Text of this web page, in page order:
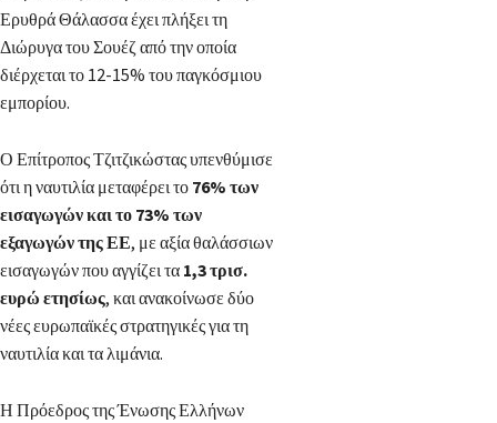
Ερυθρά Θάλασσα έχει πλήξει τη
Διώρυγα του Σουέζ από την οποία
διέρχεται το 12-15% του παγκόσμιου
εμπορίου.
Ο Επίτροπος Τζιτζικώστας υπενθύμισε
ότι η ναυτιλία μεταφέρει το 76% των
εισαγωγών και το 73% των
εξαγωγών της ΕΕ, με αξία θαλάσσιων
εισαγωγών που αγγίζει τα 1,3 τρισ.
ευρώ ετησίως, και ανακοίνωσε δύο
νέες ευρωπαϊκές στρατηγικές για τη
ναυτιλία και τα λιμάνια.
Η Πρόεδρος της Ένωσης Ελλήνων